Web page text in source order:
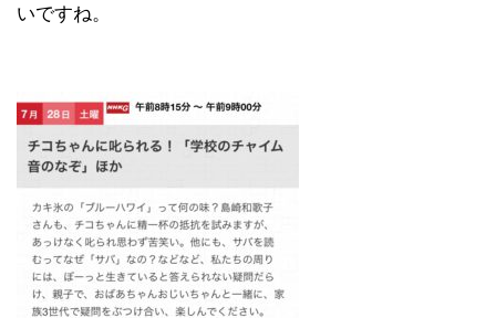
いですね。